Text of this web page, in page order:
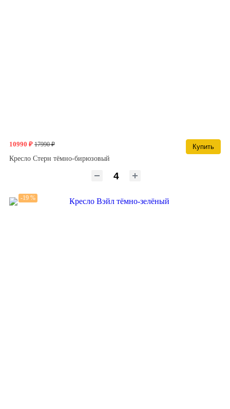
10990 ₽ 17990 ₽
Купить
Кресло Стерн тёмно-бирюзовый
-19 %